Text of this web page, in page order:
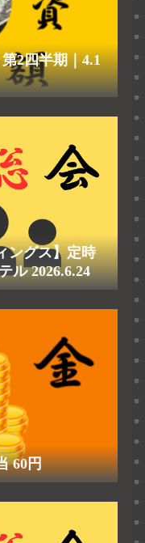
2四半期｜4.1
ングス】定時
ル 2026.6.24
60円